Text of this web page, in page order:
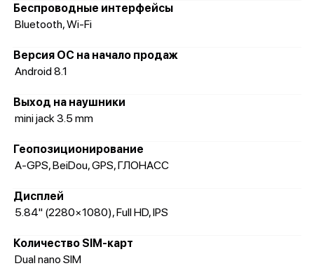
Беспроводные интерфейсы
Bluetooth, Wi-Fi
Версия ОС на начало продаж
Android 8.1
Выход на наушники
mini jack 3.5 mm
Геопозиционирование
A-GPS, BeiDou, GPS, ГЛОНАСС
Дисплей
5.84" (2280×1080), Full HD, IPS
Количество SIM-карт
Dual nano SIM